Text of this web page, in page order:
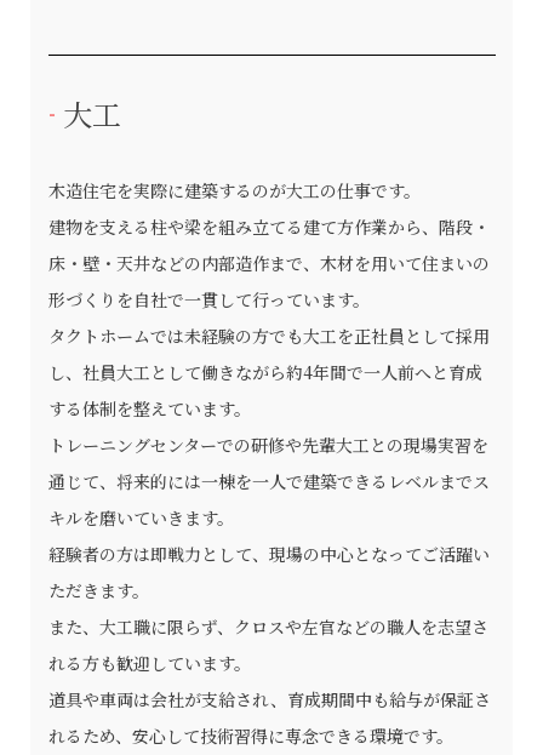
大工
木造住宅を実際に建築するのが大工の仕事です。
建物を支える柱や梁を組み立てる建て方作業から、階段・
床・壁・天井などの内部造作まで、木材を用いて住まいの
形づくりを自社で一貫して行っています。
タクトホームでは未経験の方でも大工を正社員として採用
し、社員大工として働きながら約4年間で一人前へと育成
する体制を整えています。
トレーニングセンターでの研修や先輩大工との現場実習を
通じて、将来的には一棟を一人で建築できるレベルまでス
キルを磨いていきます。
経験者の方は即戦力として、現場の中心となってご活躍い
ただきます。
また、大工職に限らず、クロスや左官などの職人を志望さ
れる方も歓迎しています。
道具や車両は会社が支給され、育成期間中も給与が保証さ
れるため、安心して技術習得に専念できる環境です。